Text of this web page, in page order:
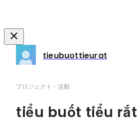
tieubuottieurat
プロジェクト・活動
tiểu buốt tiểu rắt